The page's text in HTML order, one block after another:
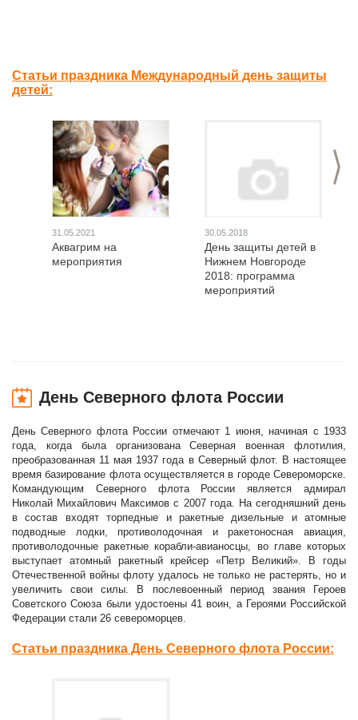
Статьи праздника Международный день защиты
детей:
>
31.05.2021
Аквагрим на
мероприятия
30.05.2018
День защиты детей в
Нижнем Новгороде
2018: программа
мероприятий
День Северного флота России
День Северного флота России отмечают 1 июня, начиная с 1933
года, когда была организована Северная военная флотилия,
преобразованная 11 мая 1937 года в Северный флот. В настоящее
время базирование флота осуществляется в городе Североморске.
Командующим Северного флота России является адмирал
Николай Михайлович Максимов с 2007 года. На сегодняшний день
в состав входят торпедные и ракетные дизельные и атомные
подводные лодки, противолодочная и ракетоносная авиация,
противолодочные ракетные корабли-авианосцы, во главе которых
выступает атомный ракетный крейсер «Петр Великий». В годы
Отечественной войны флоту удалось не только не растерять, но и
увеличить свои силы. В послевоенный период звания Героев
Советского Союза были удостоены 41 воин, а Героями Российской
Федерации стали 26 североморцев.
Статьи праздника День Северного флота России: